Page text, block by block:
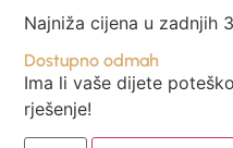
Najniža cijena u zadnjih
Dostupno odmah
Ima li vaše dijete
rješenje!